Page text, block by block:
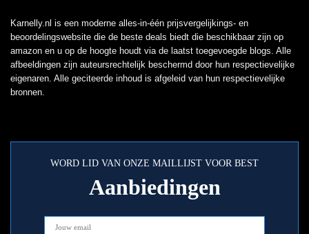
Karnelly.nl is een moderne alles-in-één prijsvergelijkings- en
beoordelingswebsite die de beste deals biedt die beschikbaar zijn op
amazon en u op de hoogte houdt via de laatst toegevoegde blogs. Alle
afbeeldingen zijn auteursrechtelijk beschermd door hun respectievelijke
eigenaren. Alle geciteerde inhoud is afgeleid van hun respectievelijke
bronnen.
WORD LID VAN ONZE MAILLIJST VOOR BEST
Aanbiedingen